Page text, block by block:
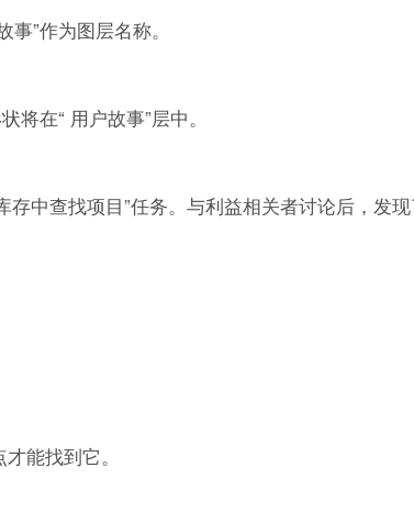
”作为图层名称。
在“ 用户故事”层中。
中查找项目”任务。与利益相关者讨论后，发
能找到它。